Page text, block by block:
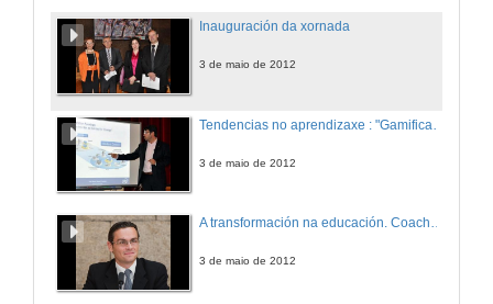
Inauguración da xornada
3 de maio de 2012
3 de maio de 2012
A transformación na educación. Coaching educativo na Universidade.
3 de maio de 2012